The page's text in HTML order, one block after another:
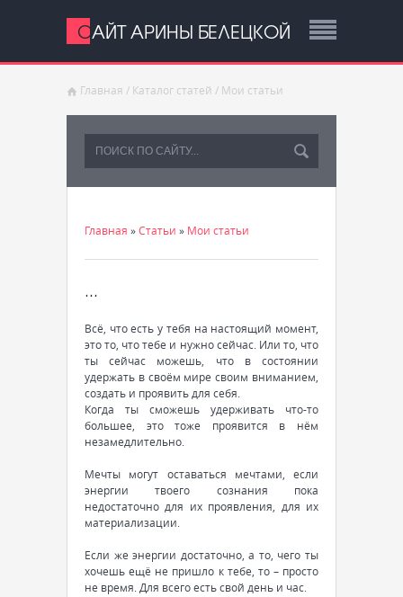
САЙТ АРИНЫ БЕЛЕЦКОЙ
Главная / Каталог статей / Мои статьи
Главная »Статьи » Мои статьи
...
Всё, что есть у тебя на настоящий момент,
это то, что тебе и нужно сейчас. Или то, что
ты сейчас можешь, что в состоянии
удержать в своём мире своим вниманием,
создать и проявить для себя.
Когда ты сможешь удерживать что-то
большее, это тоже проявится в нём
незамедлительно.
Мечты могут оставаться мечтами, если
энергии твоего сознания пока
недостаточно для их проявления, для их
материализации.
Если же энергии достаточно, а то, чего ты
хочешь ещё не пришло к тебе, то – просто
не время. Для всего есть свой день и час.